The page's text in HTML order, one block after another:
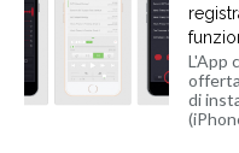
L'App
di